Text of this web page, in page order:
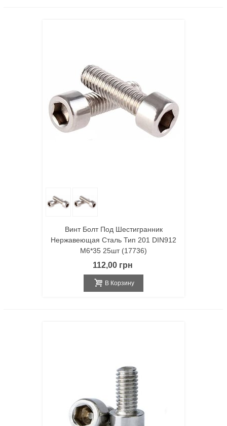
Винт Болт Под Шестигранник
Нержавеющая Сталь Тип 201 DIN912
M6*35 25шт (17736)
112,00 грн
В Корзину